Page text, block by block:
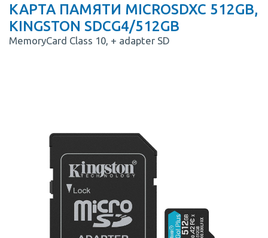
КАРТА ПАМЯТИ MICROSDXC 512GB,
KINGSTON SDCG4/512GB
MemoryCard Class 10, + adapter SD